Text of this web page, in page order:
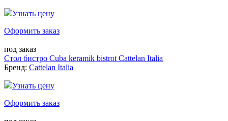
Узнать цену
Оформить заказ
под заказ
Стол бистро Cuba keramik bistrot Cattelan Italia
Бренд: Cattelan Italia
Узнать цену
Оформить заказ